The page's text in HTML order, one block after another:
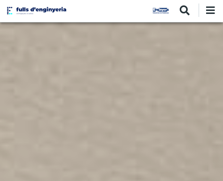
Vés
contingut